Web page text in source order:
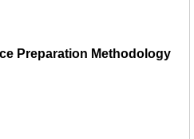
Preparation Methodology